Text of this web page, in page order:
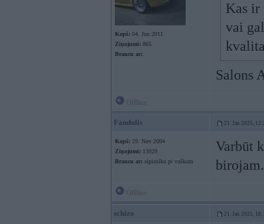
Kopš: 04. Jun 2011
Ziņojumi: 865
Braucu ar:
Kas ir
vai
Salons
Fandulis 21. Jan 2025,
Kopš: 29. Nov 2004
Ziņojumi: 13929
Braucu ar: sipisnīku pi vuškom
Varbūt
birojam.
schizo 21. Jan 2025,